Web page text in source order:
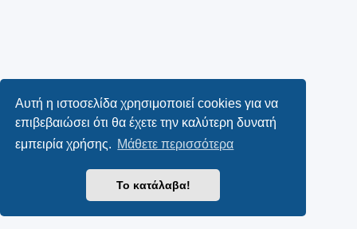
Αυτή η ιστοσελίδα χρησιμοποιεί cookies για να
επιβεβαιώσει ότι θα έχετε την καλύτερη δυνατή
εμπειρία χρήσης. Μάθετε περισσότερα
Το κατάλαβα!